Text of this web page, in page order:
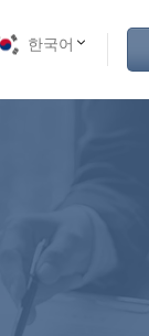
한국어